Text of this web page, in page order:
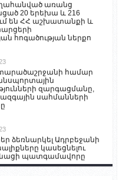
առանց
20 երեխա և 216
են ՀՀ աշխատանքի և
հոգածության ներքո
տարածաշրջանի համար
զարգացմանը,
սահմանների
ձեռնարկել Ադրբեջանի
կասեցնելու
պատգամավորը